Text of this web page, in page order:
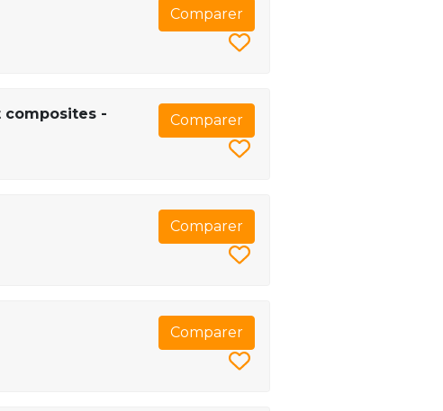
Comparer
-
Comparer
Comparer
Comparer